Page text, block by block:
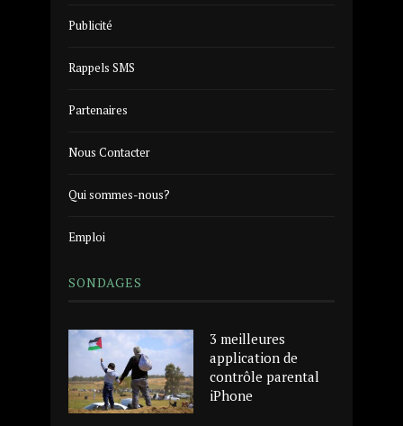
Publicité
Rappels SMS
Partenaires
Nous Contacter
Qui sommes-nous?
Emploi
SONDAGES
3 meilleures
application de
contrôle parental
iPhone